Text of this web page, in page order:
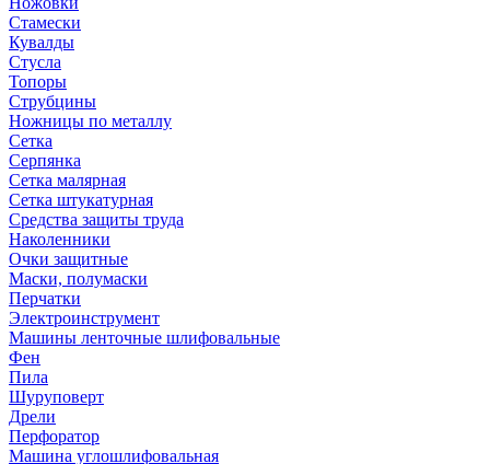
Стамески
Кувалды
Стусла
Топоры
Струбцины
Ножницы по металлу
Сетка
Серпянка
Сетка малярная
Сетка штукатурная
Средства защиты труда
Наколенники
Очки защитные
Маски, полумаски
Перчатки
Электроинструмент
Машины ленточные шлифовальные
Фен
Пила
Шуруповерт
Дрели
Перфоратор
Машина углошлифовальная